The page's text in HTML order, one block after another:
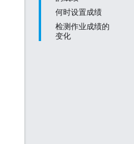
何时设置成绩
检测作业成绩的
变化